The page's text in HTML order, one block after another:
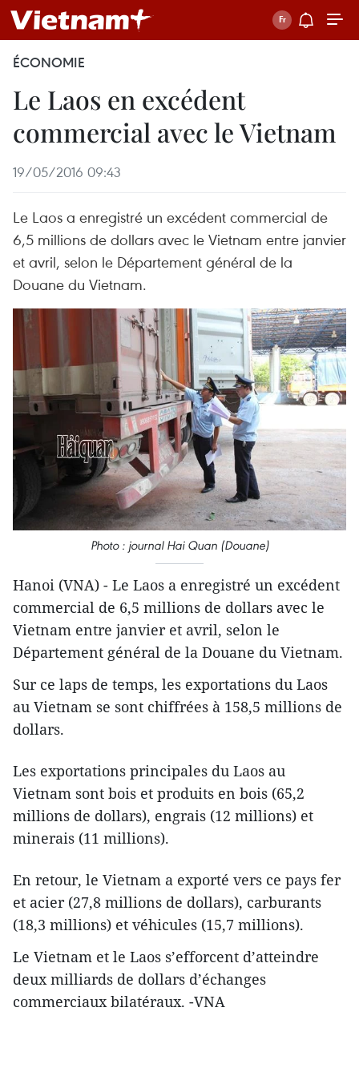
ÉCONOMIE
Le Laos en excédent
commercial avec le Vietnam
19/05/2016 09:43
Le Laos a enregistré un excédent commercial de
6,5 millions de dollars avec le Vietnam entre janvier
et avril, selon le Département général de la
Douane du Vietnam.
Photo : journal Hai Quan (Douane)
Hanoi (VNA) - Le Laos a enregistré un excédent
commercial de 6,5 millions de dollars avec le
Vietnam entre janvier et avril, selon le
Département général de la Douane du Vietnam.
Sur ce laps de temps, les exportations du Laos
au Vietnam se sont chiffrées à 158,5 millions de
dollars.
Les exportations principales du Laos au
Vietnam sont bois et produits en bois (65,2
millions de dollars), engrais (12 millions) et
minerais (11 millions).
En retour, le Vietnam a exporté vers ce pays fer
et acier (27,8 millions de dollars), carburants
(18,3 millions) et véhicules (15,7 millions).
Le Vietnam et le Laos s’efforcent d’atteindre
deux milliards de dollars d’échanges
commerciaux bilatéraux. -VNA